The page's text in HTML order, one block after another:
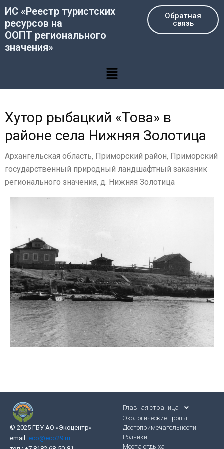
Перейти
содержимому
ИС «Реестр туристских
ресурсов на
ООПТ регионального
значения»
Обратная
связь
Меню
Хутор рыбацкий «Това» в
районе села Нижняя Золотица
Архангельская область, Приморский район, Приморский
государственный природный ландшафтный заказник
регионального значения, д. Нижняя Золотица
© 2025 ГБУ АО «Экоцентр«
email: eco@eco29.ru
Главная страница
Экологические тропы
Достопримечательности
Родники
Места отдыха